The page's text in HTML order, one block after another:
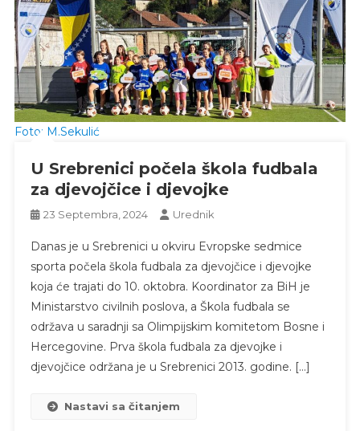
Foto: M.Sekulić
U Srebrenici počela škola fudbala
za djevojčice i djevojke
23 Septembra, 2024 Urednik
Danas je u Srebrenici u okviru Evropske sedmice
sporta počela škola fudbala za djevojčice i djevojke
koja će trajati do 10. oktobra. Koordinator za BiH je
Ministarstvo civilnih poslova, a Škola fudbala se
održava u saradnji sa Olimpijskim komitetom Bosne i
Hercegovine. Prva škola fudbala za djevojke i
djevojčice održana je u Srebrenici 2013. godine. […]
Nastavi sa čitanjem